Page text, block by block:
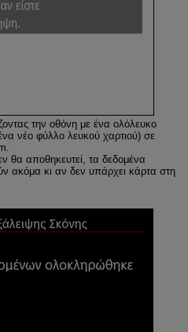
την οθόνη με ένα ολόλευκο
νέο φύλλο λευκού χαρτιού) σε
θα αποθηκευτεί, τα δεδομένα
ακόμα κι αν δεν υπάρχει κάρτα στη